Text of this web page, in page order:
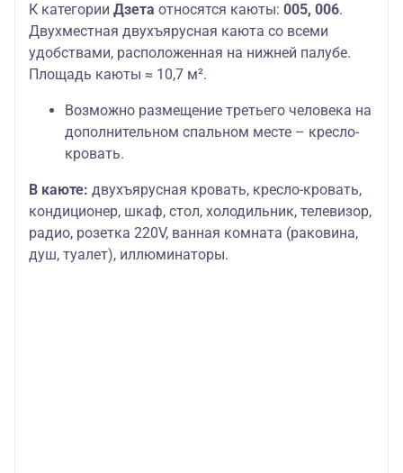
К категории Дзета относятся каюты: 005, 006.
Двухместная двухъярусная каюта со всеми
удобствами, расположенная на нижней палубе.
Площадь каюты ≈ 10,7 м².
Возможно размещение третьего человека на
дополнительном спальном месте – кресло-
кровать.
В каюте: двухъярусная кровать, кресло-кровать,
кондиционер, шкаф, стол, холодильник, телевизор,
радио, розетка 220V, ванная комната (раковина,
душ, туалет), иллюминаторы.